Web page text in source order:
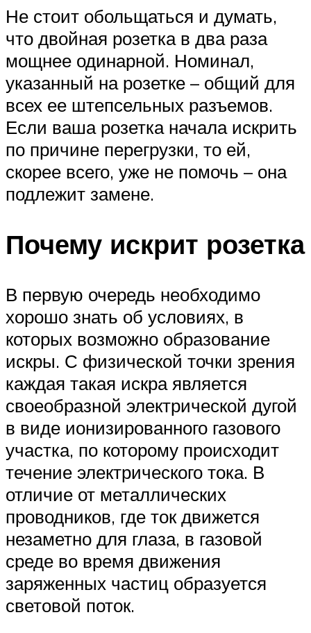
Не стоит обольщаться и думать,
что двойная розетка в два раза
мощнее одинарной. Номинал,
указанный на розетке – общий для
всех ее штепсельных разъемов.
Если ваша розетка начала искрить
по причине перегрузки, то ей,
скорее всего, уже не помочь – она
подлежит замене.
Почему искрит розетка
В первую очередь необходимо
хорошо знать об условиях, в
которых возможно образование
искры. С физической точки зрения
каждая такая искра является
своеобразной электрической дугой
в виде ионизированного газового
участка, по которому происходит
течение электрического тока. В
отличие от металлических
проводников, где ток движется
незаметно для глаза, в газовой
среде во время движения
заряженных частиц образуется
световой поток.